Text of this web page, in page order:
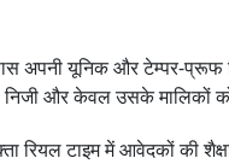
अपनी यूनिक और टेम्पर-प्रूफ
निजी और केवल उसके मालिकों
टाइम में आवेदकों की